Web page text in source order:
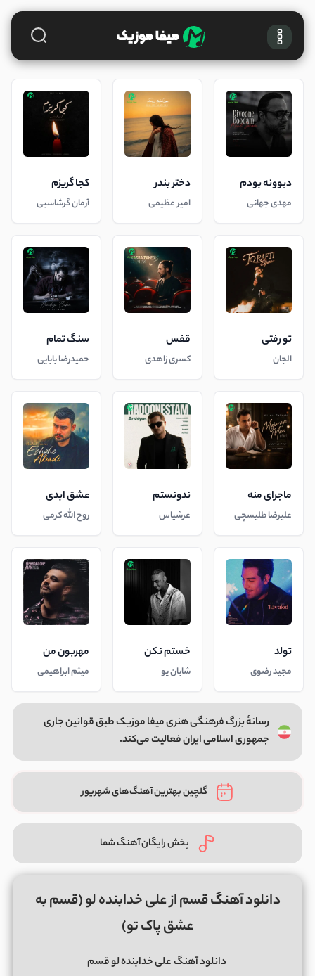
دیوونه بودم
مهدی جهانی
دختر بندر
امیر عظیمی
کجا گریزم
آرمان گرشاسبی
تو رفتی
الجان
قفس
کسری زاهدی
سنگ تمام
حمیدرضا بابایی
ماجرای منه
علیرضا طلیسچی
ندونستم
عرشیاس
عشق ابدی
روح الله کرمی
تولد
مجید رضوی
خستم نکن
شایان یو
مهربون من
میثم ابراهیمی
رسانهٔ بزرگ فرهنگی هنری میفا موزیک طبق قوانین جاری
جمهوری اسلامی ایران فعالیت می‌کند.
گلچین بهترین آهنگ‌های شهریور
پخش رایگان آهنگ شما
دانلود آهنگ قسم از علی خدابنده لو (قسم به
عشق پاک تو)
دانلود آهنگعلی خدابنده لو قسم